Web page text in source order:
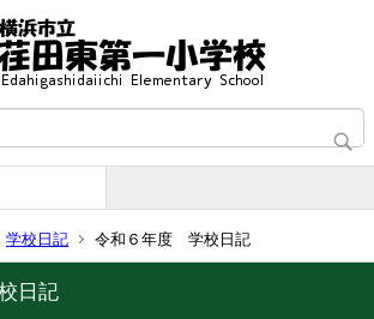
学校日記 令和６年度 学校日記
日記